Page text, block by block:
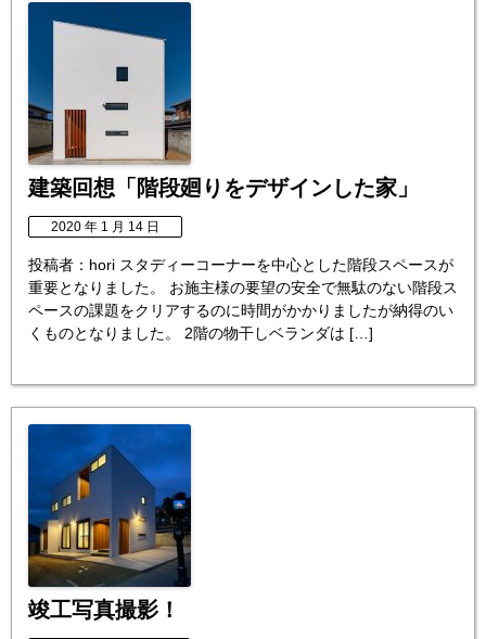
建築回想「階段廻りをデザインした家」
2020 年 1 月 14 日
投稿者：hori スタディーコーナーを中心とした階段スペースが
重要となりました。 お施主様の要望の安全で無駄のない階段ス
ペースの課題をクリアするのに時間がかかりましたが納得のい
くものとなりました。 2階の物干しベランダは […]
竣工写真撮影！